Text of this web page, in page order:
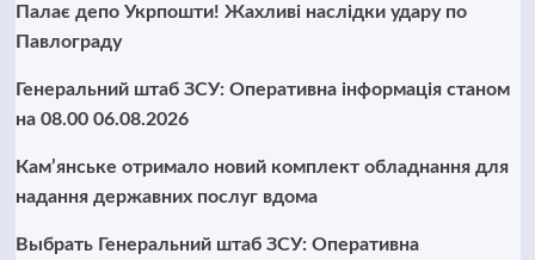
Палає депо Укрпошти! Жахливі наслідки удару по
Павлограду
Генеральний штаб ЗСУ: Оперативна інформація станом
на 08.00 06.08.2026
Кам’янське отримало новий комплект обладнання для
надання державних послуг вдома
Выбрать Генеральний штаб ЗСУ: Оперативна